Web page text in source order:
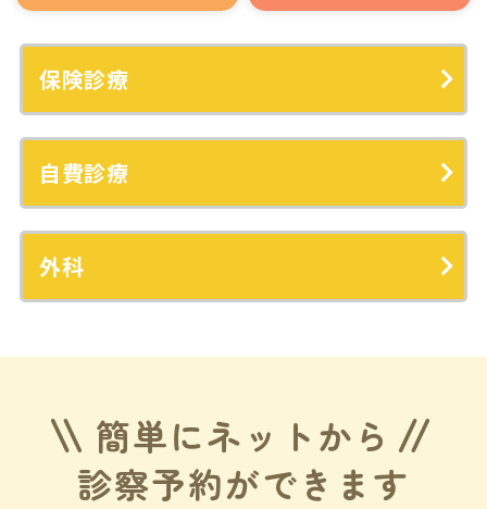
保険診療
自費診療
外科
簡単にネットから
診察予約ができます